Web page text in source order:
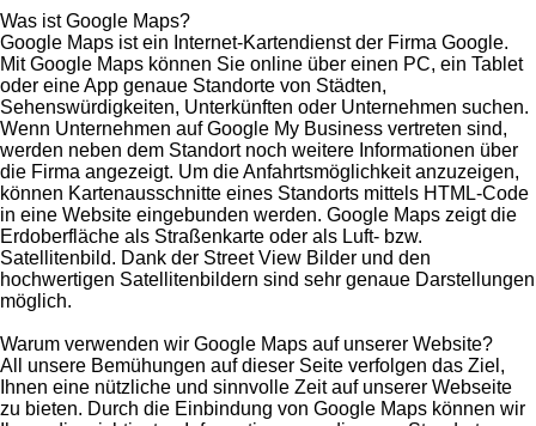
Was ist Google Maps?
Google Maps ist ein Internet-Kartendienst der Firma Google.
Mit Google Maps können Sie online über einen PC, ein Tablet
oder eine App genaue Standorte von Städten,
Sehenswürdigkeiten, Unterkünften oder Unternehmen suchen.
Wenn Unternehmen auf Google My Business vertreten sind,
werden neben dem Standort noch weitere Informationen über
die Firma angezeigt. Um die Anfahrtsmöglichkeit anzuzeigen,
können Kartenausschnitte eines Standorts mittels HTML-Code
in eine Website eingebunden werden. Google Maps zeigt die
Erdoberfläche als Straßenkarte oder als Luft- bzw.
Satellitenbild. Dank der Street View Bilder und den
hochwertigen Satellitenbildern sind sehr genaue Darstellungen
möglich.
Warum verwenden wir Google Maps auf unserer Website?
All unsere Bemühungen auf dieser Seite verfolgen das Ziel,
Ihnen eine nützliche und sinnvolle Zeit auf unserer Webseite
zu bieten. Durch die Einbindung von Google Maps können wir